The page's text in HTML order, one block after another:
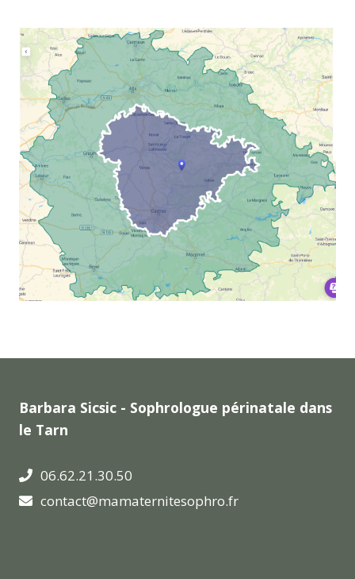
Barbara Sicsic - Sophrologue périnatale dans
le Tarn
06.62.21.30.50
contact@mamaternitesophro.fr